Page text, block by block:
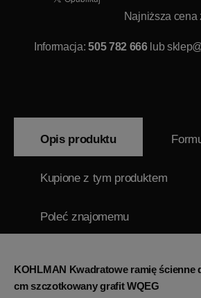
Najniższa cena
Informacja:505 782 666lub
Opis produktu
Kupione z tym produktem
Poleć znajomemu
KOHLMAN Kwadratowe ramię ścienne
cm szczotkowany grafit WQEG